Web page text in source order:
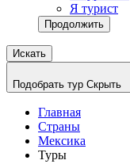
Я турист
Продолжить
Искать
Подобрать тур Скрыть
Главная
Страны
Мексика
Туры